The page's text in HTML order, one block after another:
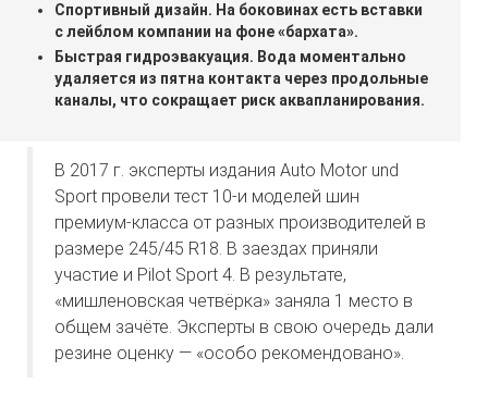
Спортивный дизайн. На боковинах есть вставки
с лейблом компании на фоне «бархата».
Быстрая гидроэвакуация. Вода моментально
удаляется из пятна контакта через продольные
каналы, что сокращает риск аквапланирования.
В 2017 г. эксперты издания Auto Motor und
Sport провели тест 10-и моделей шин
премиум-класса от разных производителей в
размере 245/45 R18. В заездах приняли
участие и Pilot Sport 4. В результате,
«мишленовская четвёрка» заняла 1 место в
общем зачёте. Эксперты в свою очередь дали
резине оценку — «особо рекомендовано».